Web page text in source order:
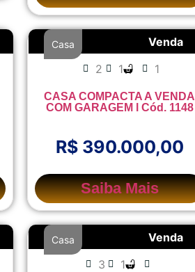
Venda
Casa
2 1 1
CASA COMPACTA A VENDA
COM GARAGEM l Cód. 1148
R$ 390.000,00
Saiba Mais
Venda
Casa
3 1